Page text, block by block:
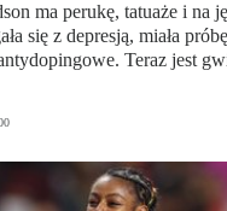
ma perukę, tatuaże i na
się z depresją, miała
Teraz jest